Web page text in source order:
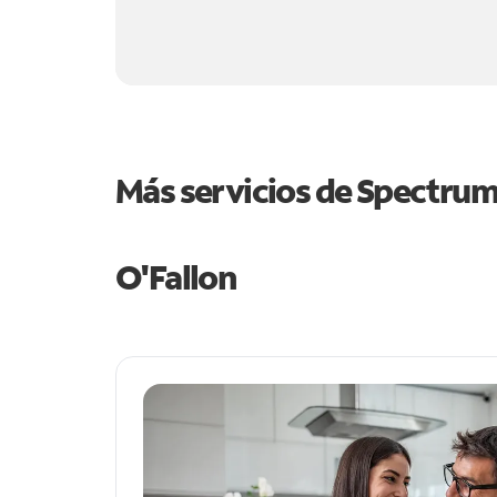
Más servicios de
O'Fallon